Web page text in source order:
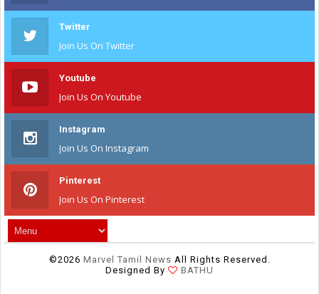
Twitter
Join Us On Twitter
Youtube
Join Us On Youtube
Instagram
Join Us On Instagram
Pinterest
Join Us On Pinterest
©2026 Marvel Tamil News All Rights Reserved.
Designed By
BATHU